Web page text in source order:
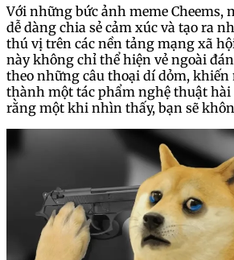
Với những bức ảnh meme Cheems,
dễ dàng chia sẻ cảm xúc và tạo ra
thú vị trên các nền tảng mạng xã
này không chỉ thể hiện vẻ ngoài
theo những câu thoại dí dỏm, khiến
thành một tác phẩm nghệ thuật hài
rằng một khi nhìn thấy, bạn sẽ